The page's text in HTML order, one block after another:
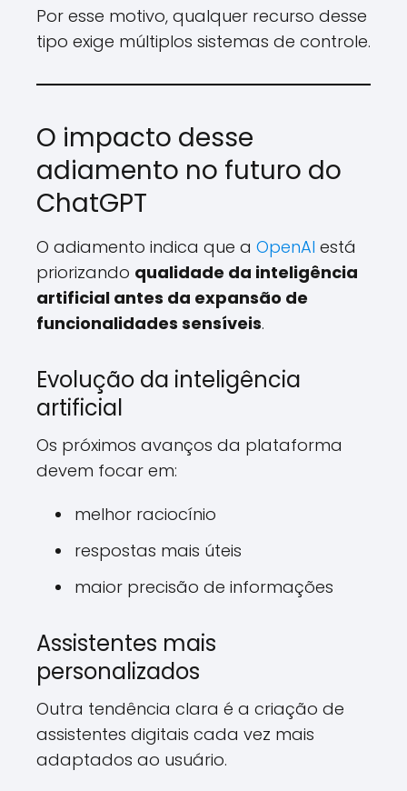
Por esse motivo, qualquer recurso desse
tipo exige múltiplos sistemas de controle.
O impacto desse
adiamento no futuro do
ChatGPT
O adiamento indica que a OpenAI está
priorizando qualidade da inteligência
artificial antes da expansão de
funcionalidades sensíveis.
Evolução da inteligência
artificial
Os próximos avanços da plataforma
devem focar em:
melhor raciocínio
respostas mais úteis
maior precisão de informações
Assistentes mais
personalizados
Outra tendência clara é a criação de
assistentes digitais cada vez mais
adaptados ao usuário.